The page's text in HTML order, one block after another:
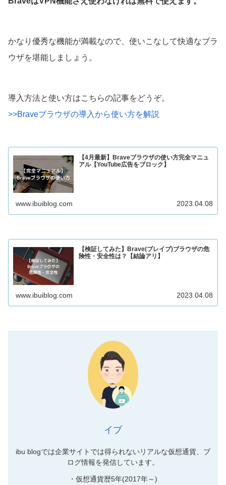
かなり優秀な機能が満載なので、使いこなして快適なブラ
ウザを堪能しましょう。
導入方法と使い方はこちらの記事をどうぞ。
>>Braveブラウザの導入から使い方を解説
【4月最新】Braveブラウザの使い方完全マニュ
アル【YouTube広告をブロック】
www.ibuiblog.com 2023.04.08
【検証してみた】Brave(ブレイブ)ブラウザの危
険性・安全性は？【結論アリ】
www.ibuiblog.com 2023.04.08
イブ
ibu blogでは企業サイトでは得られないリアルな仮想通貨、ブ
ログ情報を発信しています。
・仮想通貨歴5年(2017年～)